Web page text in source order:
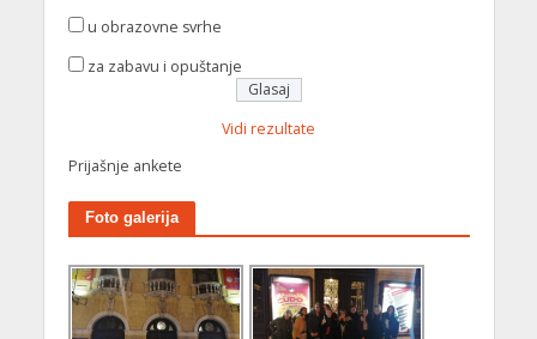
u obrazovne svrhe
za zabavu i opuštanje
Vidi rezultate
Prijašnje ankete
Foto galerija